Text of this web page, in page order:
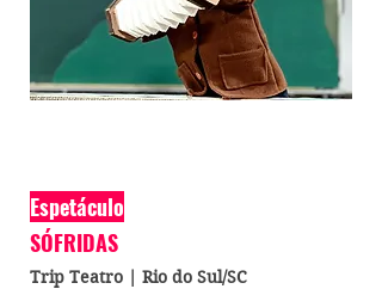
Espetáculo
SÓFRIDAS
Trip Teatro | Rio do Sul/SC